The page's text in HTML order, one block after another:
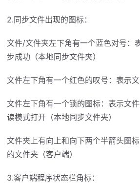
2.同步文件出现的图标：
文件/文件夹左下角有一个蓝色对号：
步成功（本地同步文件夹）
文件左下角有一个红色的叹号：表示
文件左下角有一个锁的图标：表示文
读模式打开（本地同步文件夹）
文件夹上有向上和向下两个半箭头图
的文件夹（客户端）
3.客户端程序状态栏角标：